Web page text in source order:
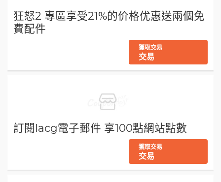
狂怒2 專區享受21%的价格优惠送兩個免
費配件
獲取交易
交易
訂閱Iacg電子郵件 享100點網站點數
獲取交易
交易